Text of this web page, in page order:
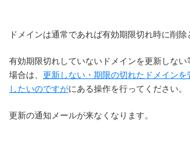
ドメインは通常であれば有効期限切れ時に削除
有効期限切れしていないドメインを更新しない
場合は、 更新しない・期限の切れたドメインを
したいのですがにある操作を行ってください。
更新の通知メールが来なくなります。